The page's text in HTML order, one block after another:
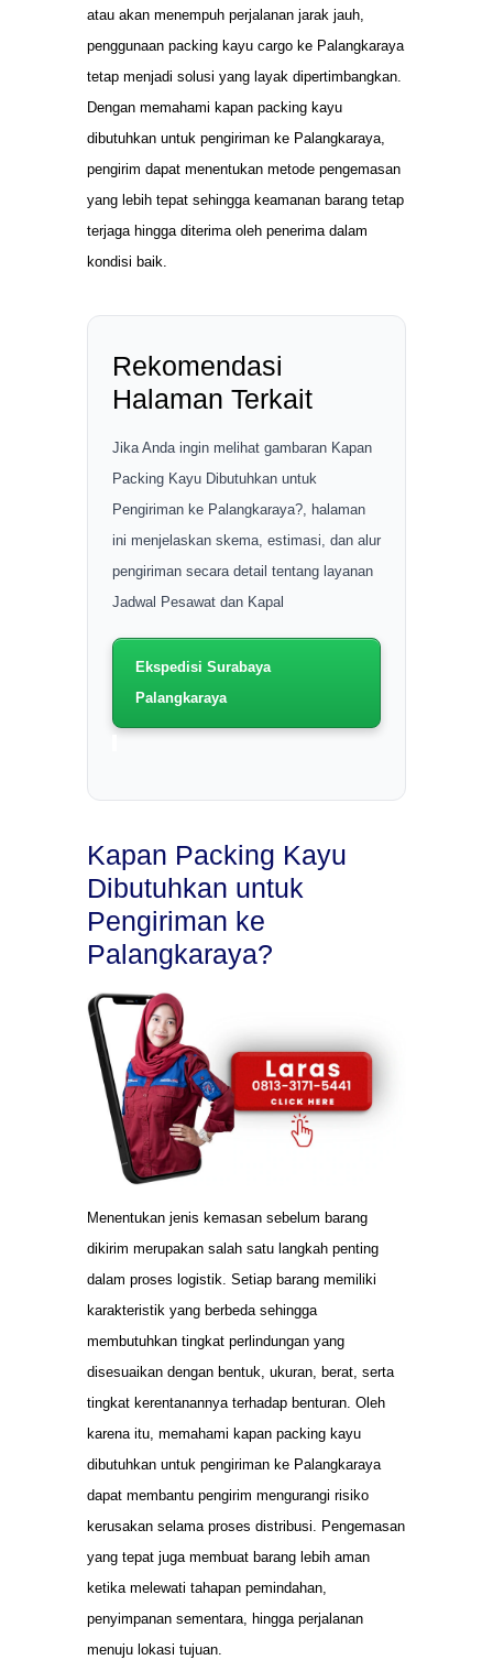
atau akan menempuh perjalanan jarak jauh,
penggunaan packing kayu cargo ke Palangkaraya
tetap menjadi solusi yang layak dipertimbangkan.
Dengan memahami kapan packing kayu
dibutuhkan untuk pengiriman ke Palangkaraya,
pengirim dapat menentukan metode pengemasan
yang lebih tepat sehingga keamanan barang tetap
terjaga hingga diterima oleh penerima dalam
kondisi baik.
Rekomendasi
Halaman Terkait
Jika Anda ingin melihat gambaran Kapan
Packing Kayu Dibutuhkan untuk
Pengiriman ke Palangkaraya?, halaman
ini menjelaskan skema, estimasi, dan alur
pengiriman secara detail tentang layanan
Jadwal Pesawat dan Kapal
Ekspedisi Surabaya
Palangkaraya
Kapan Packing Kayu
Dibutuhkan untuk
Pengiriman ke
Palangkaraya?
Menentukan jenis kemasan sebelum barang
dikirim merupakan salah satu langkah penting
dalam proses logistik. Setiap barang memiliki
karakteristik yang berbeda sehingga
membutuhkan tingkat perlindungan yang
disesuaikan dengan bentuk, ukuran, berat, serta
tingkat kerentanannya terhadap benturan. Oleh
karena itu, memahami kapan packing kayu
dibutuhkan untuk pengiriman ke Palangkaraya
dapat membantu pengirim mengurangi risiko
kerusakan selama proses distribusi. Pengemasan
yang tepat juga membuat barang lebih aman
ketika melewati tahapan pemindahan,
penyimpanan sementara, hingga perjalanan
menuju lokasi tujuan.